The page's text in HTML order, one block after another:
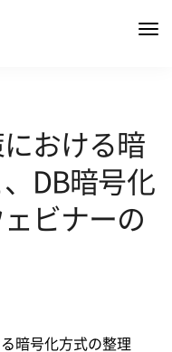
における暗
DB暗号化
ビナーの
暗号化方式の整理